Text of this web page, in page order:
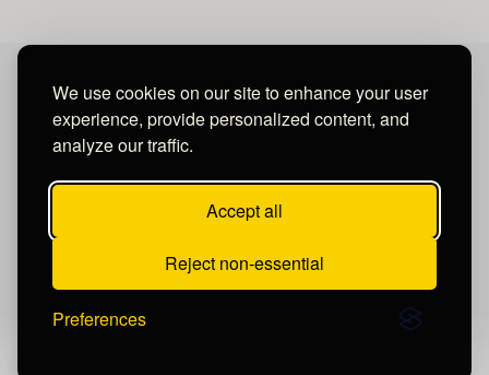
We use cookies on our site to enhance your user
experience, provide personalized content, and
analyze our traffic.
Accept all
Reject non-essential
Preferences
David Raudales Publishing LLC
Salvador.